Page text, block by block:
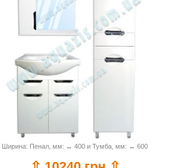
Ширина: Пенал, мм: ↔ 400 и Тумба, мм: ↔ 600